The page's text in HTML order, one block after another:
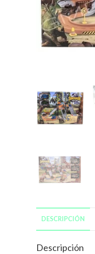
DESCRIPCIÓN
Descripción